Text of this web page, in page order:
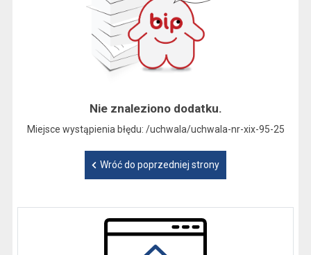
Nie znaleziono dodatku.
Miejsce wystąpienia błędu: /uchwala/uchwala-nr-xix-95-25
Wróć do poprzedniej strony